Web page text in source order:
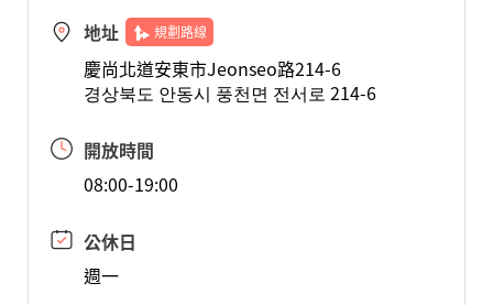
地址 規劃路線
慶尚北道安東市Jeonseo路214-6
경상북도 안동시 풍천면 전서로 214-6
開放時間
08:00-19:00
公休日
週一